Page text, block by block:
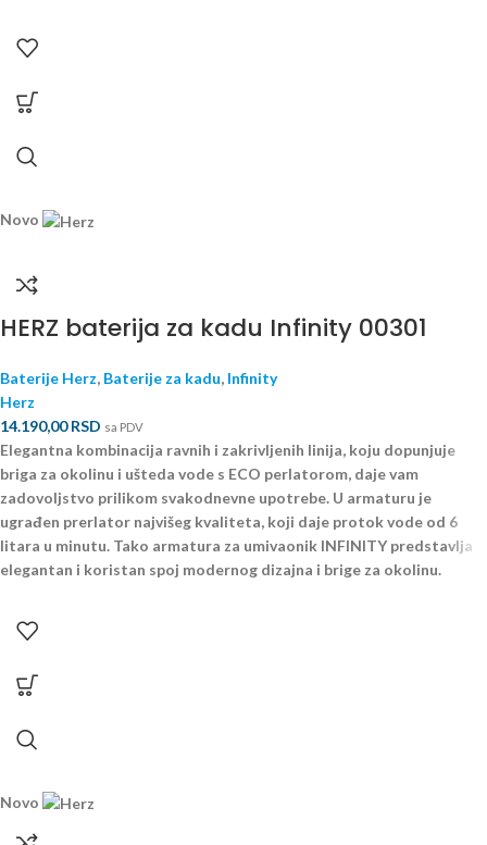
Novo
HERZ baterija za kadu Infinity 00301
Baterije Herz, Baterije za kadu, Infinity
Herz
14.190,00RSD sa PDV
Elegantna kombinacija ravnih i zakrivljenih linija, koju dopunjuje
briga za okolinu i ušteda vode s ECO perlatorom, daje vam
zadovoljstvo prilikom svakodnevne upotrebe. U armaturu je
ugrađen prerlator najvišeg kvaliteta, koji daje protok vode od 6
litara u minutu. Tako armatura za umivaonik INFINITY predstavlja
elegantan i koristan spoj modernog dizajna i brige za okolinu.
Novo